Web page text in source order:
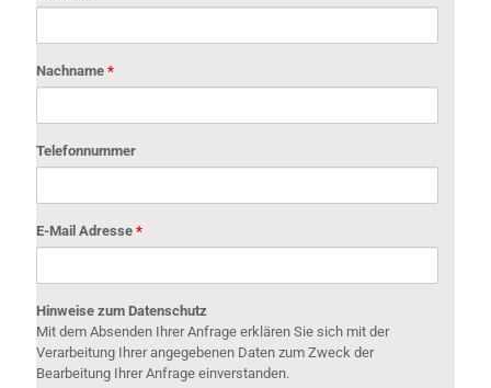
Nachname *
Telefonnummer
E-Mail Adresse *
Hinweise zum Datenschutz
Mit dem Absenden Ihrer Anfrage erklären Sie sich mit der
Verarbeitung Ihrer angegebenen Daten zum Zweck der
Bearbeitung Ihrer Anfrage einverstanden.